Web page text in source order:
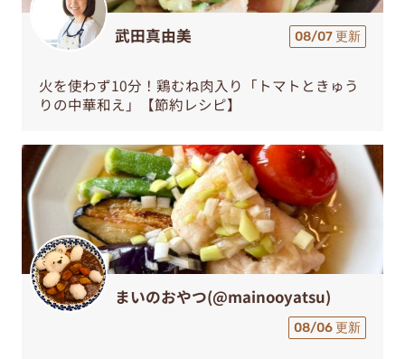
武田真由美 08/07 更新
火を使わず10分！鶏むね肉入り「トマトときゅう
りの中華和え」【節約レシピ】
まいのおやつ(@mainooyatsu)
08/06 更新